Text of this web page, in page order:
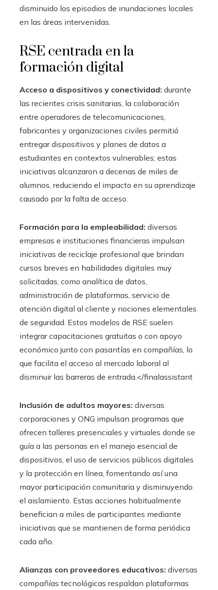
disminuido los episodios de inundaciones locales
en las áreas intervenidas.
RSE centrada en la
formación digital
Acceso a dispositivos y conectividad: durante
las recientes crisis sanitarias, la colaboración
entre operadores de telecomunicaciones,
fabricantes y organizaciones civiles permitió
entregar dispositivos y planes de datos a
estudiantes en contextos vulnerables; estas
iniciativas alcanzaron a decenas de miles de
alumnos, reduciendo el impacto en su aprendizaje
causado por la falta de acceso.
Formación para la empleabilidad: diversas
empresas e instituciones financieras impulsan
iniciativas de reciclaje profesional que brindan
cursos breves en habilidades digitales muy
solicitadas, como analítica de datos,
administración de plataformas, servicio de
atención digital al cliente y nociones elementales
de seguridad. Estos modelos de RSE suelen
integrar capacitaciones gratuitas o con apoyo
económico junto con pasantías en compañías, lo
que facilita el acceso al mercado laboral al
disminuir las barreras de entrada.</finalassistant
Inclusión de adultos mayores: diversas
corporaciones y ONG impulsan programas que
ofrecen talleres presenciales y virtuales donde se
guía a las personas en el manejo esencial de
dispositivos, el uso de servicios públicos digitales
y la protección en línea, fomentando así una
mayor participación comunitaria y disminuyendo
el aislamiento. Estas acciones habitualmente
benefician a miles de participantes mediante
iniciativas que se mantienen de forma periódica
cada año.
Alianzas con proveedores educativos: diversas
compañías tecnológicas respaldan plataformas